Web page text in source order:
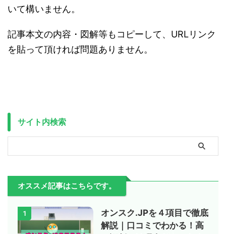
いて構いません。
記事本文の内容・図解等もコピーして、URLリンク
を貼って頂ければ問題ありません。
サイト内検索
オススメ記事はこちらです。
1
オンスク.JPを４項目で徹底
解説｜口コミでわかる！高